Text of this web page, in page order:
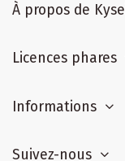
À propos de
Licences phares
Informations
Suivez-nous